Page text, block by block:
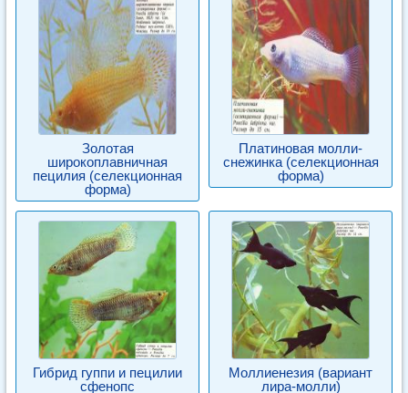
Золотая
широкоплавничная
пецилия (селекционная
форма)
Платиновая молли-
снежинка (селекционная
форма)
Гибрид гуппи и пецилии
сфенопс
Моллиенезия (вариант
лира-молли)